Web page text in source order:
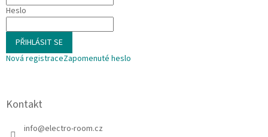
Heslo
PŘIHLÁSIT SE
Nová registraceZapomenuté heslo
Kontakt
info@electro-room.cz